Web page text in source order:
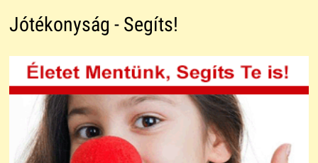
Jótékonyság - Segíts!